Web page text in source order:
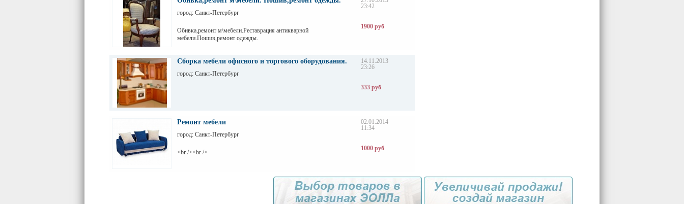
город: Санкт-Петербург
Обивка,ремонт м\мебели.Реставрация антикварной
мебели.Пошив,ремонт одежды.
23:42
1900 руб
Сборка мебели офисного и торгового оборудования.
город: Санкт-Петербург
14.11.2013
23:26
333 руб
Ремонт мебели
город: Санкт-Петербург
<br /><br />
02.01.2014
11:34
1000 руб